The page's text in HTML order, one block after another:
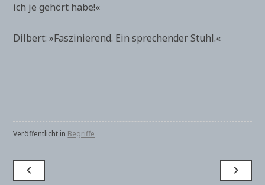
ich je gehört habe!«
Dilbert: »Faszinierend. Ein sprechender Stuhl.«
Veröffentlicht in Begriffe
Beitragsnavigation
navigate_before navigate_next